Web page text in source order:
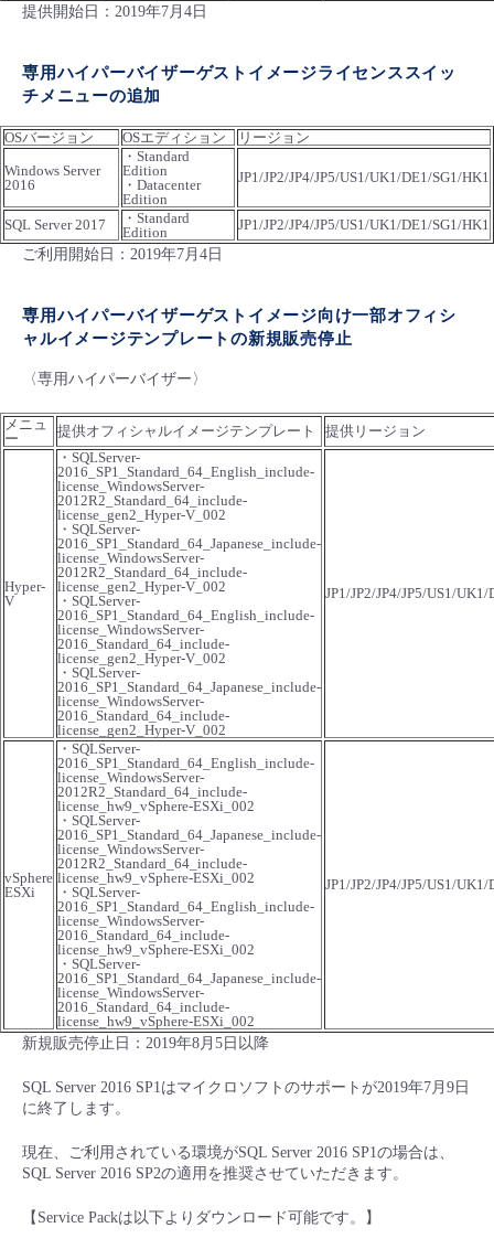
提供開始日：2019年7月4日
専用ハイパーバイザーゲストイメージライセンススイッ
チメニューの追加
OSバージョン OSエディション
リージョン
Windows Server
2016
・Standard
Edition
・Datacenter
Edition
JP1/JP2/JP4/JP5/US1/UK1/DE1/SG1/HK1
SQL Server 2017
・Standard
Edition
JP1/JP2/JP4/JP5/US1/UK1/DE1/SG1/HK1
ご利用開始日：2019年7月4日
専用ハイパーバイザーゲストイメージ向け一部オフィシ
ャルイメージテンプレートの新規販売停止
〈専用ハイパーバイザー〉
メニュ
ー
提供オフィシャルイメージテンプレート 提供リージョン
Hyper-
V
・SQLServer-
2016_SP1_Standard_64_English_include-
license_WindowsServer-
2012R2_Standard_64_include-
license_gen2_Hyper-V_002
・SQLServer-
2016_SP1_Standard_64_Japanese_include-
license_WindowsServer-
2012R2_Standard_64_include-
license_gen2_Hyper-V_002
・SQLServer-
2016_SP1_Standard_64_English_include-
license_WindowsServer-
2016_Standard_64_include-
license_gen2_Hyper-V_002
・SQLServer-
2016_SP1_Standard_64_Japanese_include-
license_WindowsServer-
2016_Standard_64_include-
license_gen2_Hyper-V_002
JP1/JP2/JP4/JP5/US1/
vSphere
ESXi
・SQLServer-
2016_SP1_Standard_64_English_include-
license_WindowsServer-
2012R2_Standard_64_include-
license_hw9_vSphere-ESXi_002
・SQLServer-
2016_SP1_Standard_64_Japanese_include-
license_WindowsServer-
2012R2_Standard_64_include-
license_hw9_vSphere-ESXi_002
・SQLServer-
2016_SP1_Standard_64_English_include-
license_WindowsServer-
2016_Standard_64_include-
license_hw9_vSphere-ESXi_002
・SQLServer-
2016_SP1_Standard_64_Japanese_include-
license_WindowsServer-
2016_Standard_64_include-
license_hw9_vSphere-ESXi_002
JP1/JP2/JP4/JP5/US1/
新規販売停止日：2019年8月5日以降
SQL Server 2016 SP1はマイクロソフトのサポートが2019年7月9日
に終了します。
現在、ご利用されている環境がSQL Server 2016 SP1の場合は、
SQL Server 2016 SP2の適用を推奨させていただきます。
【Service Packは以下よりダウンロード可能です。】